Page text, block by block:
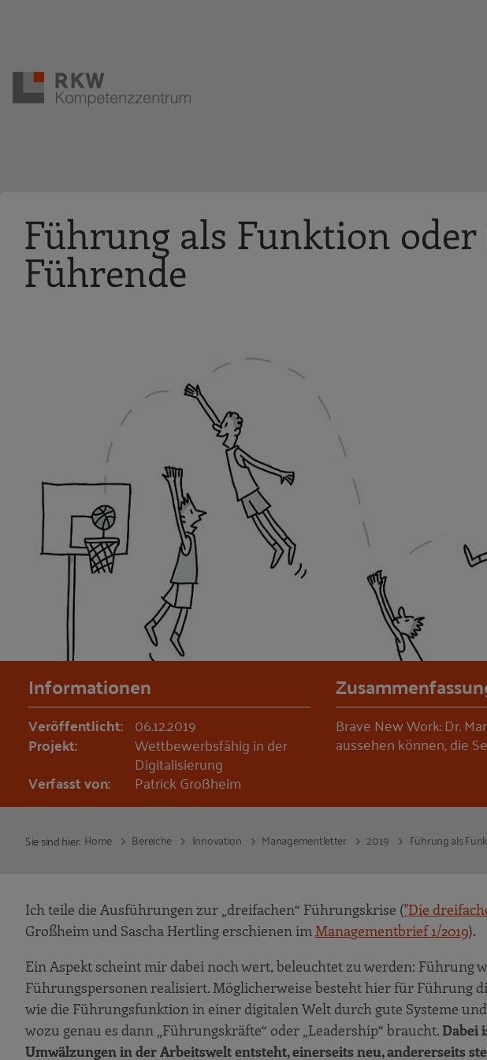
Führung als Funktion
Führende
Informationen
Veröffentlicht: 06.12.2019
Projekt: Wettbewerbsfähig in der
Digitalisierung
Verfasst von: Patrick Großheim
Brave New Work: Dr.
aussehen können, die
Sie sind hier: Home Bereiche Innovation Managementletter 2019 Führung als
Ich teile die Ausführungen zur „dreifachen“ Führungskrise ("Die
Großheim und Sascha Hertling erschienen imManagementbrief 1/2019).
Ein Aspekt scheint mir dabei noch wert, beleuchtet zu werden: Führung
Führungspersonen realisiert. Möglicherweise besteht hier für Führung
wie die Führungsfunktion in einer digitalen Welt durch gute Systeme
wozu genau es dann „Führungskräfte“ oder „Leadership“ braucht. Dabei
Umwälzungen in der Arbeitswelt entsteht, einerseits neu, andererseits